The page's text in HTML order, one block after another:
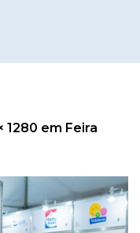
1280 em Feira